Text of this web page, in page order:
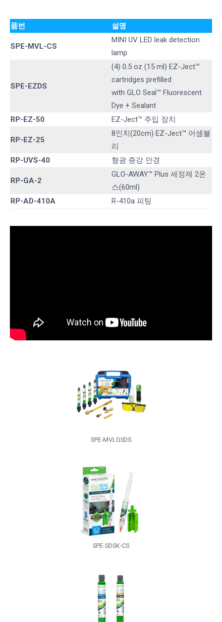
품번 설명
SPE-MVL-CS
MINI UV LED leak detection
lamp
SPE-EZDS
(4) 0.5 oz (15 ml) EZ-Ject™
cartridges prefilled
with GLO Seal™ Fluorescent
Dye + Sealant
RP-EZ-50
EZ-Ject™ 주입 장치
RP-EZ-25
8인치(20cm) EZ-Ject™ 어셈블
리
RP-UVS-40
형광 증강 안경
RP-GA-2
GLO-AWAY™ Plus 세정제 2온
스(60ml)
RP-AD-410A
R-410a 피팅
SPE-MVLGSDS
SPE-SDSK-CS